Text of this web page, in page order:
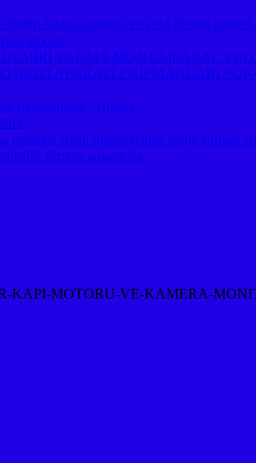
takma montajı ve çeki demiri projesi
ankara
TAKMA MONTAJI/ARAÇ
APARATI EKİPMANLARI
muhendislik-Ankara-
fiyatı maliyeti araç proje firması
firması ankara da
MOTORU-VE-KAMERA-